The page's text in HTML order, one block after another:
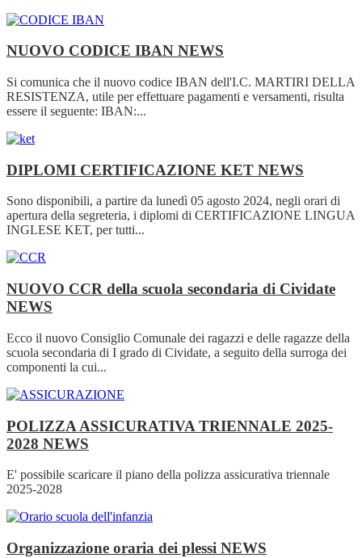
NUOVO CODICE IBAN NEWS
Si comunica che il nuovo codice IBAN dell'I.C. MARTIRI DELLA
RESISTENZA, utile per effettuare pagamenti e versamenti, risulta
essere il seguente: IBAN:...
DIPLOMI CERTIFICAZIONE KET NEWS
Sono disponibili, a partire da lunedì 05 agosto 2024, negli orari di
apertura della segreteria, i diplomi di CERTIFICAZIONE LINGUA
INGLESE KET, per tutti...
NUOVO CCR della scuola secondaria di Cividate
NEWS
Ecco il nuovo Consiglio Comunale dei ragazzi e delle ragazze della
scuola secondaria di I grado di Cividate, a seguito della surroga dei
componenti la cui...
POLIZZA ASSICURATIVA TRIENNALE 2025-
2028 NEWS
E' possibile scaricare il piano della polizza assicurativa triennale
2025-2028
Organizzazione oraria dei plessi NEWS